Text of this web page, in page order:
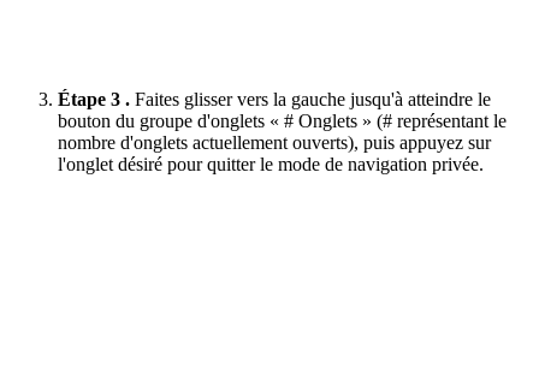
Étape 3 . Faites glisser vers la gauche jusqu'à atteindre le
bouton du groupe d'onglets « # Onglets » (# représentant le
nombre d'onglets actuellement ouverts), puis appuyez sur
l'onglet désiré pour quitter le mode de navigation privée.